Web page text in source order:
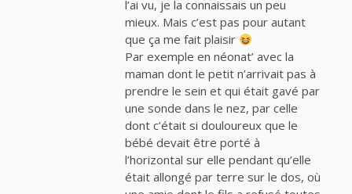
l’ai vu, je la connaissais un peu
mieux. Mais c’est pas pour autant
que ça me fait plaisir
Par exemple en néonat’ avec la
maman dont le petit n’arrivait pas à
prendre le sein et qui était gavé par
une sonde dans le nez, par celle
dont c’était si douloureux que le
bébé devait être porté à
l’horizontal sur elle pendant qu’elle
était allongé par terre sur le dos, où